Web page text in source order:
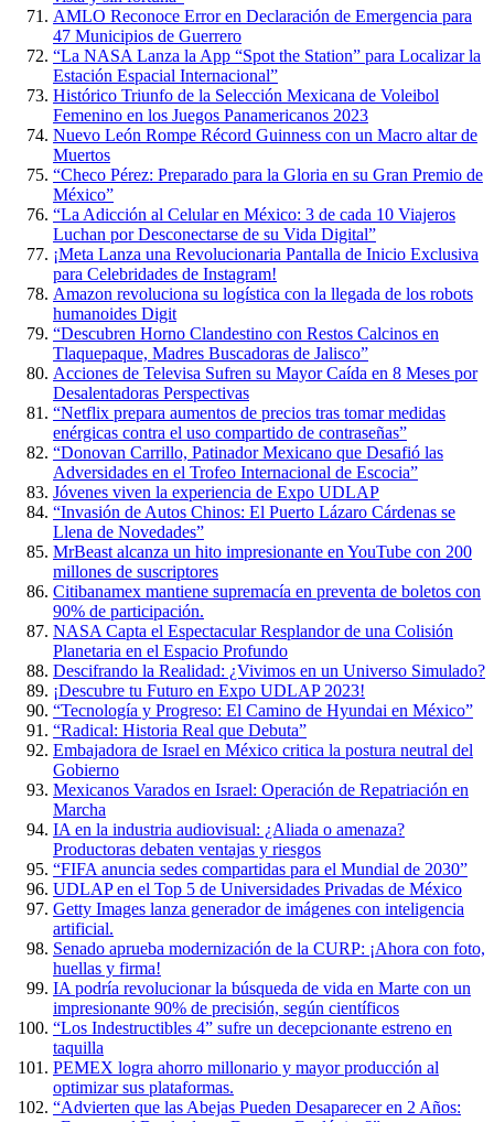
AMLO Reconoce Error en Declaración de Emergencia para
47 Municipios de Guerrero
“La NASA Lanza la App “Spot the Station” para Localizar la
Estación Espacial Internacional”
Histórico Triunfo de la Selección Mexicana de Voleibol
Femenino en los Juegos Panamericanos 2023
Nuevo León Rompe Récord Guinness con un Macro altar de
Muertos
“Checo Pérez: Preparado para la Gloria en su Gran Premio de
México”
“La Adicción al Celular en México: 3 de cada 10 Viajeros
Luchan por Desconectarse de su Vida Digital”
¡Meta Lanza una Revolucionaria Pantalla de Inicio Exclusiva
para Celebridades de Instagram!
Amazon revoluciona su logística con la llegada de los robots
humanoides Digit
“Descubren Horno Clandestino con Restos Calcinos en
Tlaquepaque, Madres Buscadoras de Jalisco”
Acciones de Televisa Sufren su Mayor Caída en 8 Meses por
Desalentadoras Perspectivas
“Netflix prepara aumentos de precios tras tomar medidas
enérgicas contra el uso compartido de contraseñas”
“Donovan Carrillo, Patinador Mexicano que Desafió las
Adversidades en el Trofeo Internacional de Escocia”
Jóvenes viven la experiencia de Expo UDLAP
“Invasión de Autos Chinos: El Puerto Lázaro Cárdenas se
Llena de Novedades”
MrBeast alcanza un hito impresionante en YouTube con 200
millones de suscriptores
Citibanamex mantiene supremacía en preventa de boletos con
90% de participación.
NASA Capta el Espectacular Resplandor de una Colisión
Planetaria en el Espacio Profundo
Descifrando la Realidad: ¿Vivimos en un Universo Simulado?
¡Descubre tu Futuro en Expo UDLAP 2023!
“Tecnología y Progreso: El Camino de Hyundai en México”
“Radical: Historia Real que Debuta”
Embajadora de Israel en México critica la postura neutral del
Gobierno
Mexicanos Varados en Israel: Operación de Repatriación en
Marcha
IA en la industria audiovisual: ¿Aliada o amenaza?
Productoras debaten ventajas y riesgos
“FIFA anuncia sedes compartidas para el Mundial de 2030”
UDLAP en el Top 5 de Universidades Privadas de México
Getty Images lanza generador de imágenes con inteligencia
artificial.
Senado aprueba modernización de la CURP: ¡Ahora con foto,
huellas y firma!
IA podría revolucionar la búsqueda de vida en Marte con un
impresionante 90% de precisión, según científicos
“Los Indestructibles 4” sufre un decepcionante estreno en
taquilla
PEMEX logra ahorro millonario y mayor producción al
optimizar sus plataformas.
“Advierten que las Abejas Pueden Desaparecer en 2 Años: